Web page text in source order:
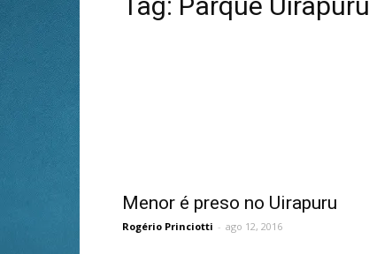
Menor é preso no Uirapuru
Rogério Princiotti - ago 12, 2016